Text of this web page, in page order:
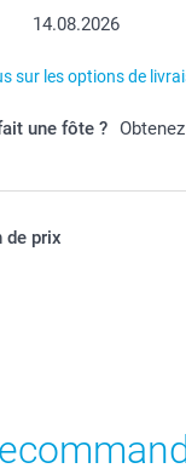
14.08.2026
sur les options de
une fôte ?
de prix
francs suisses